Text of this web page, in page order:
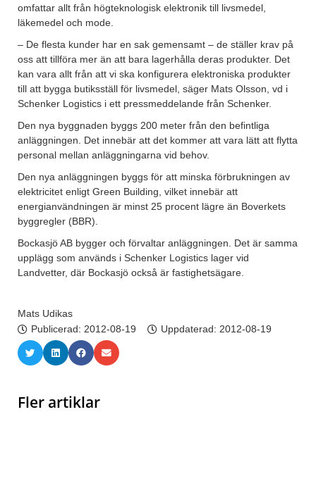
omfattar allt från högteknologisk elektronik till livsmedel,
läkemedel och mode.
– De flesta kunder har en sak gemensamt – de ställer krav på
oss att tillföra mer än att bara lagerhålla deras produkter. Det
kan vara allt från att vi ska konfigurera elektroniska produkter
till att bygga butiksställ för livsmedel, säger Mats Olsson, vd i
Schenker Logistics i ett pressmeddelande från Schenker.
Den nya byggnaden byggs 200 meter från den befintliga
anläggningen. Det innebär att det kommer att vara lätt att flytta
personal mellan anläggningarna vid behov.
Den nya anläggningen byggs för att minska förbrukningen av
elektricitet enligt Green Building, vilket innebär att
energianvändningen är minst 25 procent lägre än Boverkets
byggregler (BBR).
Bockasjö AB bygger och förvaltar anläggningen. Det är samma
upplägg som används i Schenker Logistics lager vid
Landvetter, där Bockasjö också är fastighetsägare.
Mats Udikas
Publicerad: 2012-08-19 Uppdaterad: 2012-08-19
Fler artiklar